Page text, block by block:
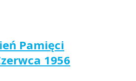
Pamięci
1956